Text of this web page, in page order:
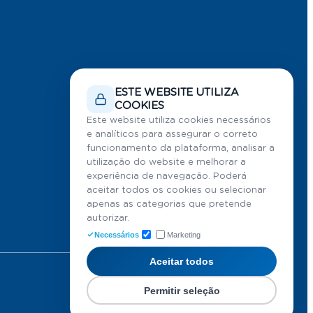
ESTE WEBSITE UTILIZA
COOKIES
Este website utiliza cookies necessários
e analíticos para assegurar o correto
funcionamento da plataforma, analisar a
utilização do website e melhorar a
experiência de navegação. Poderá
aceitar todos os cookies ou selecionar
apenas as categorias que pretende
autorizar.
Necessários Marketing
Aceitar todos
Permitir seleção